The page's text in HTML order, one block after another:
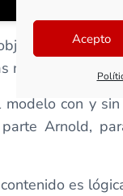
Acepto
de estos
con y
Arnold,
es